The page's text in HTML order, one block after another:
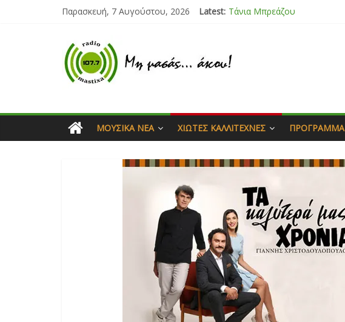
Παρασκευή, 7 Αυγούστου, 2026 Latest: Τάνια Μπρεάζου
Μαριάννα Μασάδη
ΜΟΥΣΙΚΆ ΝΈΑ ΧΙΏΤΕΣ ΚΑΛΛΙΤΈΧΝΕΣ ΠΡΌΓΡΑΜΜΑ